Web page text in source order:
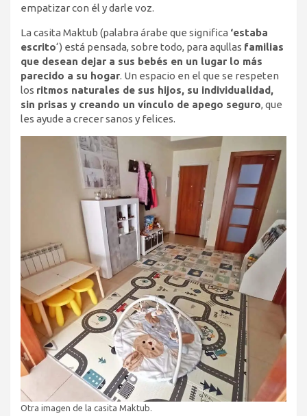
empatizar con él y darle voz.
La casita Maktub (palabra árabe que significa ‘estaba
escrito‘) está pensada, sobre todo, para aqullas familias
que desean dejar a sus bebés en un lugar lo más
parecido a su hogar. Un espacio en el que se respeten
los ritmos naturales de sus hijos, su individualidad,
sin prisas y creando un vínculo de apego seguro, que
les ayude a crecer sanos y felices.
Otra imagen de la casita Maktub.